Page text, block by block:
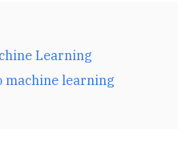
Learning
machine learning